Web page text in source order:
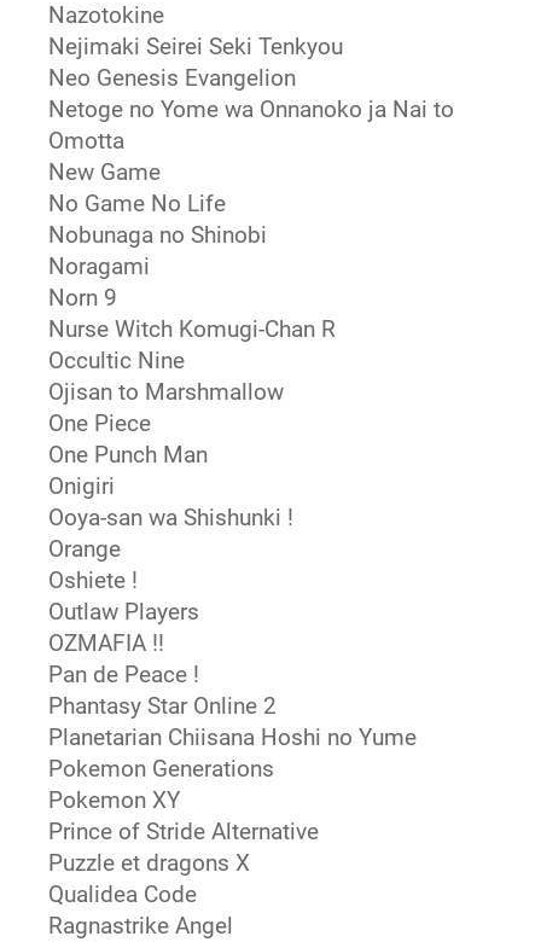
Nazotokine
Nejimaki Seirei Seki Tenkyou
Neo Genesis Evangelion
Netoge no Yome wa Onnanoko ja Nai to
Omotta
New Game
No Game No Life
Nobunaga no Shinobi
Noragami
Norn 9
Nurse Witch Komugi-Chan R
Occultic Nine
Ojisan to Marshmallow
One Piece
One Punch Man
Onigiri
Ooya-san wa Shishunki !
Orange
Oshiete !
Outlaw Players
OZMAFIA !!
Pan de Peace !
Phantasy Star Online 2
Planetarian Chiisana Hoshi no Yume
Pokemon Generations
Pokemon XY
Prince of Stride Alternative
Puzzle et dragons X
Qualidea Code
Ragnastrike Angel